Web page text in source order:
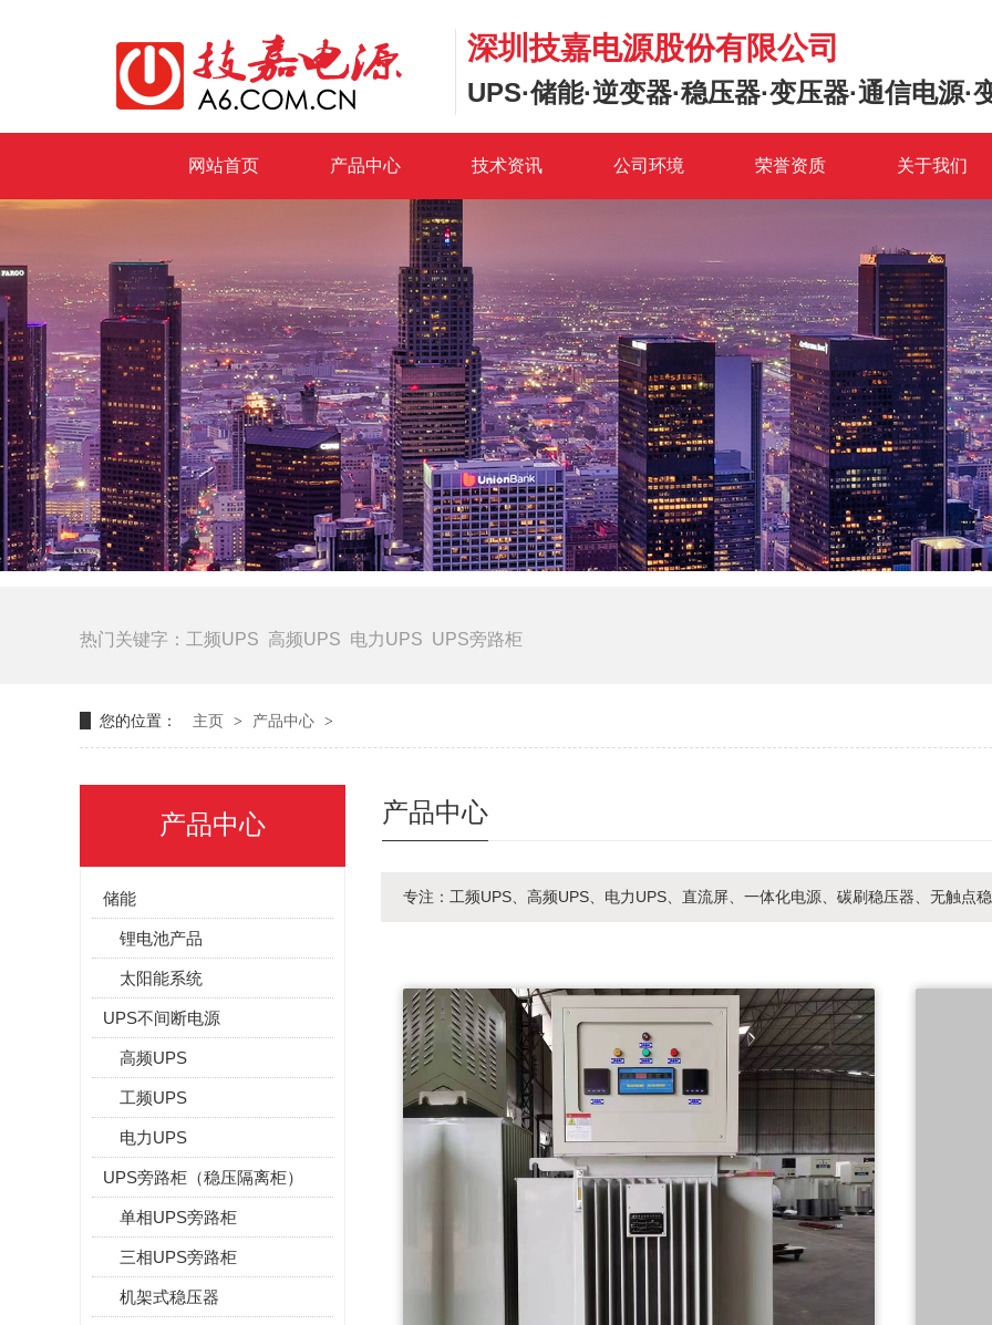
深圳技嘉电源股份有限公司
UPS·储能·逆变器·稳压器·变压器·通信电源·
网站首页 产品中心 技术资讯 公司环境 荣誉资质 关于我们
热门关键字： 工频UPS 高频UPS 电力UPS UPS旁路柜
您的位置： 主页 > 产品中心 >
产品中心 产品中心
储能
锂电池产品
太阳能系统
UPS不间断电源
高频UPS
工频UPS
电力UPS
UPS旁路柜（稳压隔离柜）
单相UPS旁路柜
三相UPS旁路柜
机架式稳压器
专注：工频UPS、高频UPS、电力UPS、直流屏、一体化电源、碳刷稳压器、无触点